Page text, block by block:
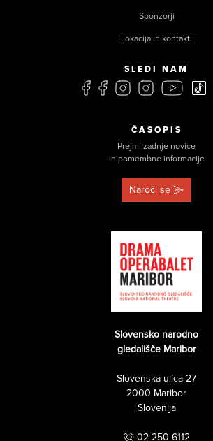
Sponzorji
Lokacija in kontakti
SLEDI NAM
ČASOPIS
Prejmi zadnje novice
in pomembne informacije
Naroči se
Slovensko narodno
gledališče Maribor
Slovenska ulica 27
2000 Maribor
Slovenija
02 250 6112